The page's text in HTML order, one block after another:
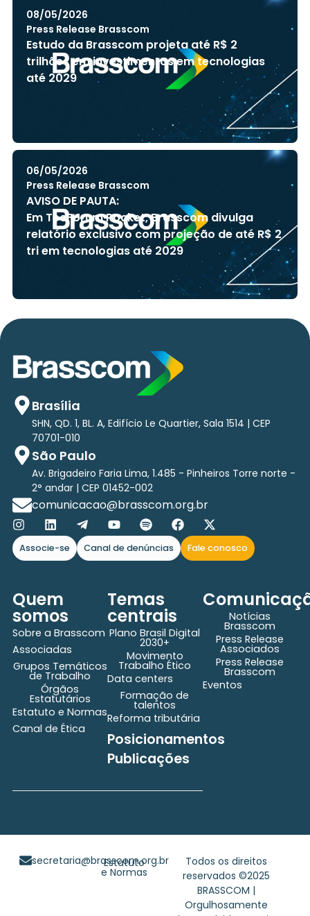
08/05/2026
Press Release Brasscom
Estudo da Brasscom projeta até R$ 2
trilhões em investimentos em tecnologias
até 2029
06/05/2026
Press Release Brasscom
AVISO DE PAUTA:
Em TecForum Pocket, Brasscom divulga
relatório exclusivo com projeção de até R$ 2
tri em tecnologias até 2029
Brasília
SHN, QD. 1, BL. A, Edifício Le Quartier, Sala 1514 | CEP
70701-010
São Paulo
Av. Brigadeiro Faria Lima, 1.485 - Pinheiros Torre norte -
2° andar | CEP 01452-002
comunicacao@brasscom.org.br
Associe-se Canal de denúncias Fale conosco
Quem
somos
Sobre a Brasscom
Associadas
Grupos Temáticos
de Trabalho
Órgãos
Estatutários
Estatuto e Normas
Canal de Ética
Temas
centrais
Plano Brasil Digital
2030+
Movimento
Trabalho Ético
Data centers
Formação de
talentos
Reforma tributária
Posicionamentos
Publicações
Notícias
Brasscom
Press Release
Associados
Press Release
Brasscom
Eventos
Todos os direitos
reservados ©2025
BRASSCOM |
Orgulhosamente
secretaria@brasscom.org.br
Estatuto
e Normas